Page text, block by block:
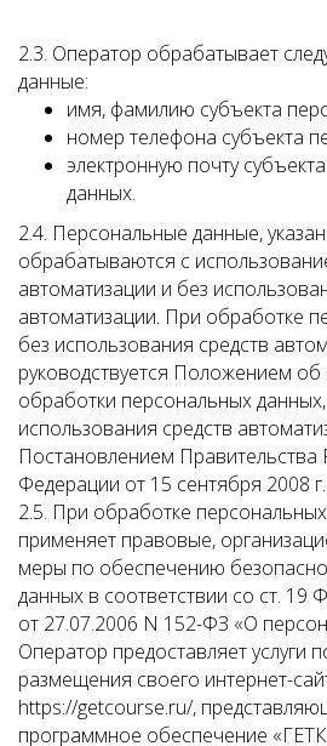
2.3. Оператор обрабатывает
данные:
имя, фамилию субъекта
номер телефона субъекта
электронную почту
данных.
2.4. Персональные данные,
обрабатываются с
автоматизации и без
автоматизации. При обработке
без использования средств
руководствуется Положением
обработки персональных
использования средств
Постановлением Правительства
Федерации от 15 сентября 2008
2.5. При обработке
применяет правовые,
меры по обеспечению
данных в соответствии со ст. 19
от 27.07.2006 N 152-ФЗ «О
Оператор предоставляет услуги
размещения своего интернет-
https://getcourse.ru/,
программное обеспечение